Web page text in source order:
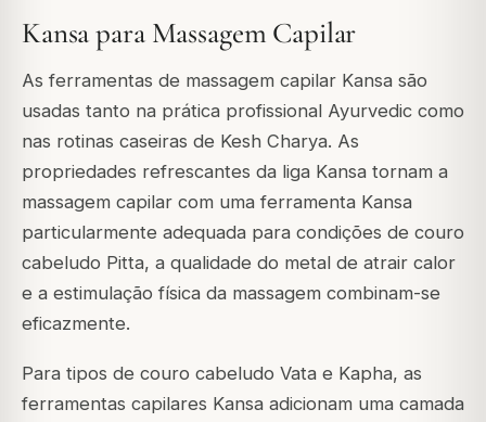
Kansa para Massagem Capilar
As ferramentas de massagem capilar Kansa são
usadas tanto na prática profissional Ayurvedic como
nas rotinas caseiras de Kesh Charya. As
propriedades refrescantes da liga Kansa tornam a
massagem capilar com uma ferramenta Kansa
particularmente adequada para condições de couro
cabeludo Pitta, a qualidade do metal de atrair calor
e a estimulação física da massagem combinam-se
eficazmente.
Para tipos de couro cabeludo Vata e Kapha, as
ferramentas capilares Kansa adicionam uma camada